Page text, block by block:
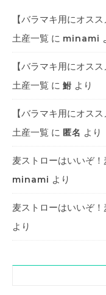
【バラマキ用にオス
土産一覧 に minami
【バラマキ用にオス
土産一覧 に 鮒 より
【バラマキ用にオス
土産一覧 に 匿名 より
麦ストローはいいぞ
minami より
麦ストローはいいぞ
より